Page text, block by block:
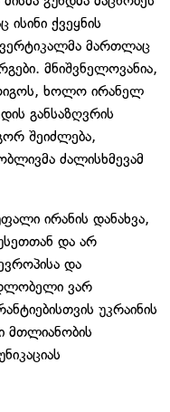
ისინი ქვეყნის
მართლაც
მნიშვნელოვანია,
ხოლო ირანელ
განსაზღვრის
შეიძლება,
ძალისხმევამ
ირანის დანახვა,
და არ
და
ვარ
უკრაინის
მთლიანობის